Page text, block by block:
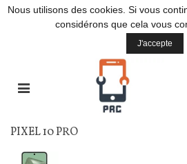
Nous utilisons des cookies. Si vous
considérons que cela vous
J'accepte
PIXEL 10 PRO